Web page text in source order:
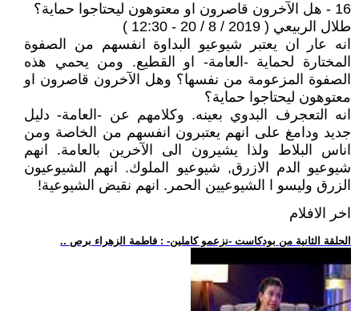
16 - هل الآخرون قاصرون او معتوهون ليحتاجوا حماية؟
طلال الربيعي ( 2019 / 8 / 20 - 12:30 )
انه عار ان يعتبر شيوعيو البداوة انفسهم من الصفوة
المختارة لحماية -العامة- او القطيع. ومن يحمي هذه
الصفوة المزعومة من نفسها؟ وهل الآخرون قاصرون او
معتوهون ليحتاجوا حماية؟
انه التعجرف البدوي بعينه. وكلامهم عن -العامة- دليل
جديد ودامغ على انهم يعتبرون انفسهم من الخاصة ومن
اناس البلاط ولذا يشيرون الى الآخرين بالعامة. انهم
شيوعيو الدم الازرق, شيوعيو الملوك. انهم الشيوعيون
الزرق وليسو ا الشيوعيين الحمر. انهم نقيض الشيوعية!
اخر الافلام
.. الحلقة الثانية من بودكاست -نزعمو كاملين- : فاطمة الزهراء برص